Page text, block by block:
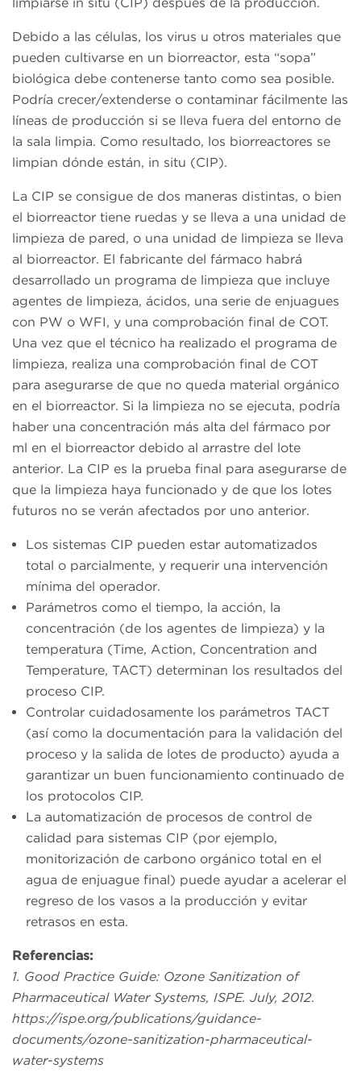
Debido a las células, los virus u otros materiales que
pueden cultivarse en un biorreactor, esta “sopa”
biológica debe contenerse tanto como sea posible.
Podría crecer/extenderse o contaminar fácilmente las
líneas de producción si se lleva fuera del entorno de
la sala limpia. Como resultado, los biorreactores se
limpian dónde están, in situ (CIP).
La CIP se consigue de dos maneras distintas, o bien
el biorreactor tiene ruedas y se lleva a una unidad de
limpieza de pared, o una unidad de limpieza se lleva
al biorreactor. El fabricante del fármaco habrá
desarrollado un programa de limpieza que incluye
agentes de limpieza, ácidos, una serie de enjuagues
con PW o WFI, y una comprobación final de COT.
Una vez que el técnico ha realizado el programa de
limpieza, realiza una comprobación final de COT
para asegurarse de que no queda material orgánico
en el biorreactor. Si la limpieza no se ejecuta, podría
haber una concentración más alta del fármaco por
ml en el biorreactor debido al arrastre del lote
anterior. La CIP es la prueba final para asegurarse de
que la limpieza haya funcionado y de que los lotes
futuros no se verán afectados por uno anterior.
Los sistemas CIP pueden estar automatizados
total o parcialmente, y requerir una intervención
mínima del operador.
Parámetros como el tiempo, la acción, la
concentración (de los agentes de limpieza) y la
temperatura (Time, Action, Concentration and
Temperature, TACT) determinan los resultados del
proceso CIP.
Controlar cuidadosamente los parámetros TACT
(así como la documentación para la validación del
proceso y la salida de lotes de producto) ayuda a
garantizar un buen funcionamiento continuado de
los protocolos CIP.
La automatización de procesos de control de
calidad para sistemas CIP (por ejemplo,
monitorización de carbono orgánico total en el
agua de enjuague final) puede ayudar a acelerar el
regreso de los vasos a la producción y evitar
retrasos en esta.
Referencias:
1. Good Practice Guide: Ozone Sanitization of
Pharmaceutical Water Systems, ISPE. July, 2012.
https://ispe.org/publications/guidance-
documents/ozone-sanitization-pharmaceutical-
water-systems